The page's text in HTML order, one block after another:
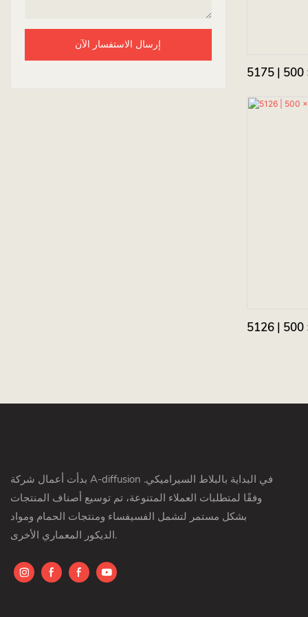
إرسال الاستفسار الآن
بدأت أعمال شركة A-diffusion في البداية بالبلاط السيراميكي.
وفقًا لمتطلبات العملاء المتنوعة، تم توسيع أصناف المنتجات
بشكل مستمر لتشمل الفسيفساء ومنتجات الحمام ومواد
الديكور المعماري الأخرى.